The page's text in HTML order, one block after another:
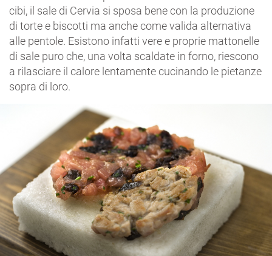
cibi, il sale di Cervia si sposa bene con la produzione
di torte e biscotti ma anche come valida alternativa
alle pentole. Esistono infatti vere e proprie mattonelle
di sale puro che, una volta scaldate in forno, riescono
a rilasciare il calore lentamente cucinando le pietanze
sopra di loro.